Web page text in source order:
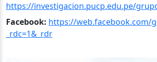
https://investigacion.pucp.edu.pe/
Facebook: https://web.facebook.com/
_rdc=1&_rdr